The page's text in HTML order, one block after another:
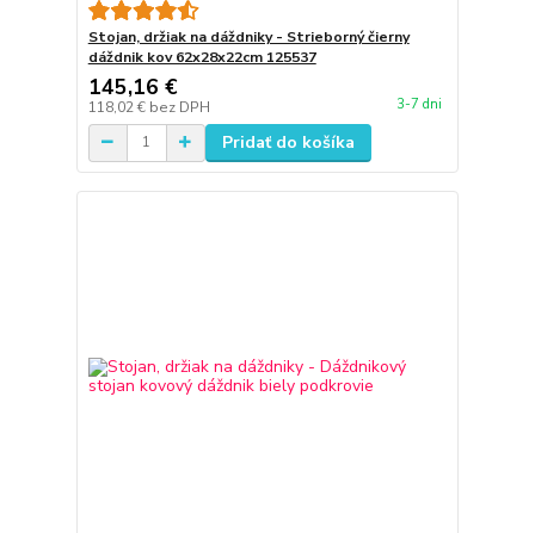
Stojan, držiak na dáždniky - Strieborný čierny
dáždnik kov 62x28x22cm 125537
145,16 €
118,02 € bez DPH 3-7 dni
Pridať do košíka